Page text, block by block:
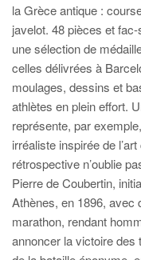
la Grèce antique :
javelot. 48 pièces et
une sélection de
celles délivrées à
moulages, dessins et
athlètes en plein effort.
représente, par
irréaliste inspirée de
rétrospective n’oublie
Pierre de Coubertin,
Athènes, en 1896, avec
marathon, rendant
annoncer la victoire